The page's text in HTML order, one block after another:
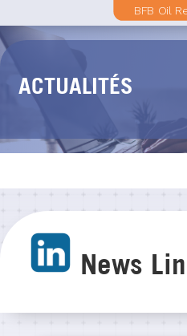
BFB Oil
ACTUALITÉS
News